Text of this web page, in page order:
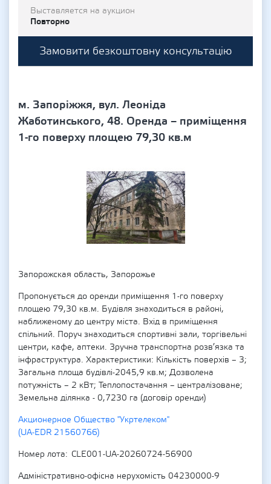
Выставляется на аукцион
Повторно
Замовити безкоштовну консультацію
м. Запоріжжя, вул. Леоніда
Жаботинського, 48. Оренда – приміщення
1-го поверху площею 79,30 кв.м
Запорожская область, Запорожье
Пропонується до оренди приміщення 1-го поверху
площею 79,30 кв.м. Будівля знаходиться в районі,
наближеному до центру міста. Вхід в приміщення
спільний. Поруч знаходиться спортивні зали, торгівельні
центри, кафе, аптеки. Зручна транспортна розв’язка та
інфраструктура. Характеристики: Кількість поверхів – 3;
Загальна площа будівлі-2045,9 кв.м; Дозволена
потужність – 2 кВт; Теплопостачання – централізоване;
Земельна ділянка - 0,7230 га (договір оренди)
Акционерное Общество "Укртелеком"
(UA-EDR 21560766)
Номер лота
CLE001-UA-20260724-56900
Адміністративно-офісна нерухомість 04230000-9